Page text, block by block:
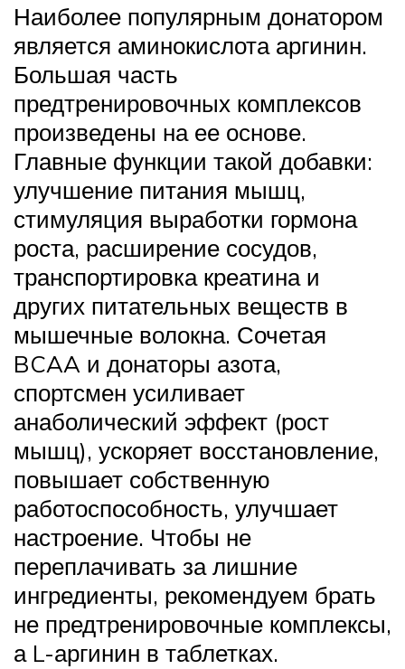
Наиболее популярным донатором
является аминокислота аргинин.
Большая часть
предтренировочных комплексов
произведены на ее основе.
Главные функции такой добавки:
улучшение питания мышц,
стимуляция выработки гормона
роста, расширение сосудов,
транспортировка креатина и
других питательных веществ в
мышечные волокна. Сочетая
BCAA и донаторы азота,
спортсмен усиливает
анаболический эффект (рост
мышц), ускоряет восстановление,
повышает собственную
работоспособность, улучшает
настроение. Чтобы не
переплачивать за лишние
ингредиенты, рекомендуем брать
не предтренировочные комплексы,
а L-аргинин в таблетках.